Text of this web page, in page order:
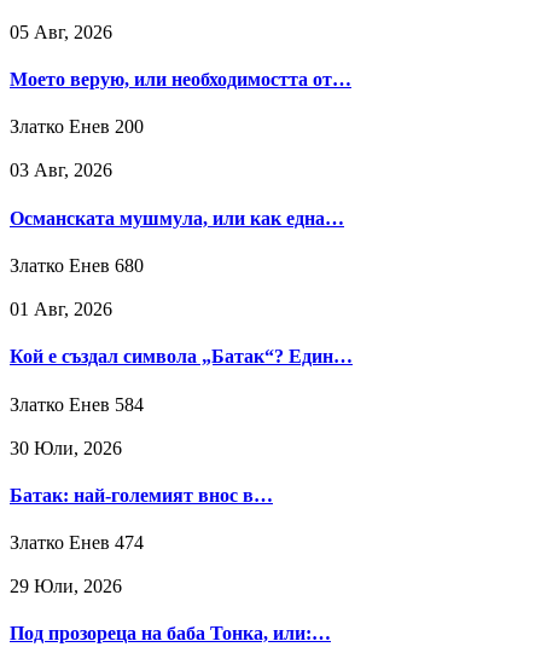
05 Авг, 2026
Моето верую, или необходимостта от…
Златко Енев 200
03 Авг, 2026
Османската мушмула, или как една…
Златко Енев 680
01 Авг, 2026
Кой е създал символа „Батак“? Един…
Златко Енев 584
30 Юли, 2026
Батак: най-големият внос в…
Златко Енев 474
29 Юли, 2026
Под прозореца на баба Тонка, или:…